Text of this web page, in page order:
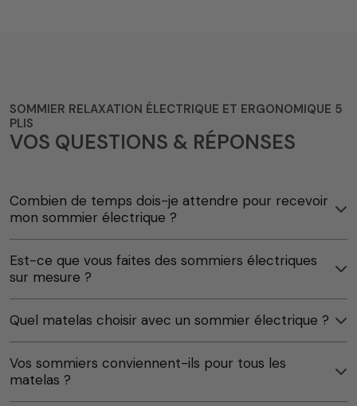
SOMMIER RELAXATION ÉLECTRIQUE ET ERGONOMIQUE 5
PLIS
VOS QUESTIONS & RÉPONSES
Combien de temps dois-je attendre pour recevoir
mon sommier électrique ?
Est-ce que vous faites des sommiers électriques
sur mesure ?
Quel matelas choisir avec un sommier électrique ?
Vos sommiers conviennent-ils pour tous les
matelas ?